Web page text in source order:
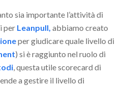
sia importante l’attività di
per Leanpull, abbiamo creato
per giudicare quale livello di
) si è raggiunto nel ruolo di
, questa utile scorecard di
a gestire il livello di